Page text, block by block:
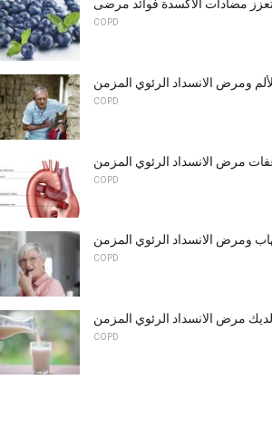
COPD
للألم ومرض الانسداد الرئوي المزمن
COPD
مرض الانسداد الرئوي المزمن
COPD
ومرض الانسداد الرئوي المزمن
COPD
مرض الانسداد الرئوي المزمن
COPD